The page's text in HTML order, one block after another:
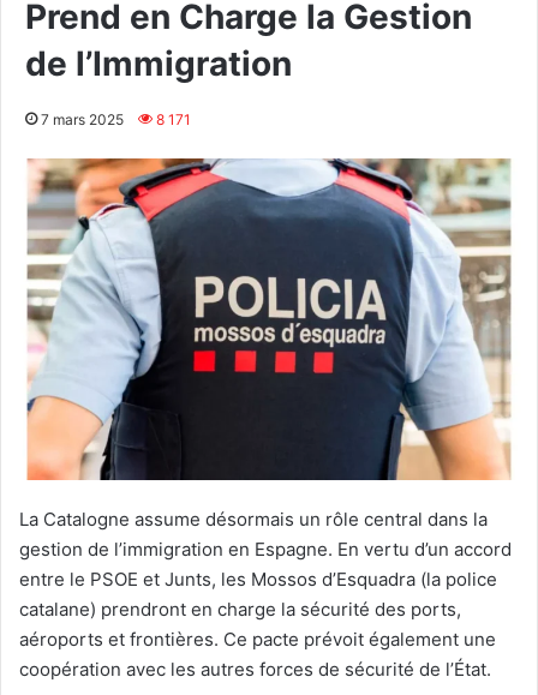
Prend en Charge la Gestion
de l’Immigration
7 mars 2025 8 171
La Catalogne assume désormais un rôle central dans la
gestion de l’immigration en Espagne. En vertu d’un accord
entre le PSOE et Junts, les Mossos d’Esquadra (la police
catalane) prendront en charge la sécurité des ports,
aéroports et frontières. Ce pacte prévoit également une
coopération avec les autres forces de sécurité de l’État.